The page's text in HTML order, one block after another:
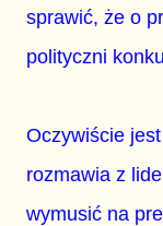
sprawić, że o
polityczni
Oczywiście
rozmawia z
wymusić na